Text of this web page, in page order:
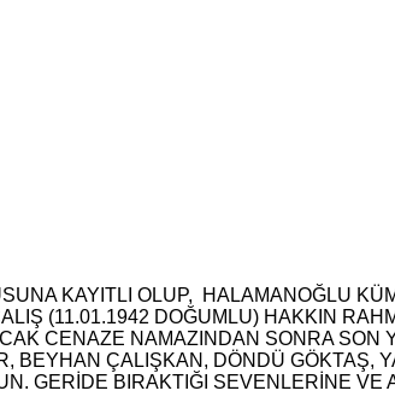
KAYITLI OLUP, HALAMANOĞLU
(11.01.1942 DOĞUMLU) HAKKIN
CENAZE NAMAZINDAN SONRA
ÇALIŞKAN, DÖNDÜ GÖKTAŞ,
GERİDE BIRAKTIĞI SEVENLERİNE VE